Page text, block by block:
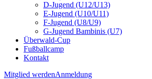
D-Jugend (U12/U13)
E-Jugend (U10/U11)
F-Jugend (U8/U9)
G-Jugend Bambinis (U7)
Überwald-Cup
Fußballcamp
Kontakt
Mitglied werdenAnmeldung